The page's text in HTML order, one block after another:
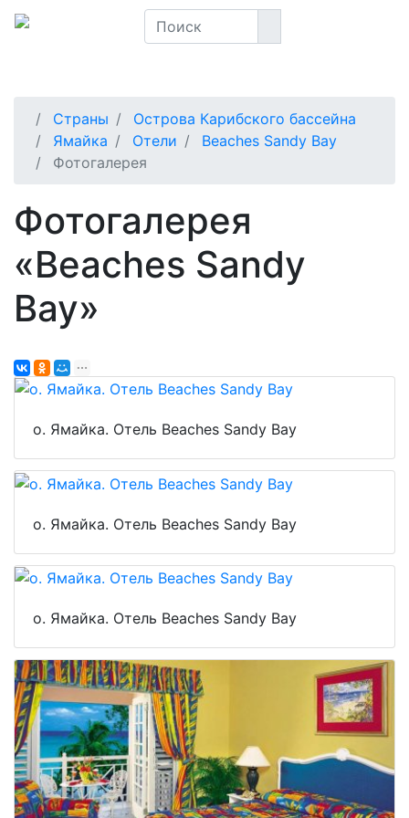
Страны
Острова Карибского бассейна
Ямайка
Отели
Beaches Sandy Bay
Фотогалерея
Фотогалерея
«Beaches Sandy
Bay»
о. Ямайка. Отель Beaches Sandy Bay
о. Ямайка. Отель Beaches Sandy Bay
о. Ямайка. Отель Beaches Sandy Bay